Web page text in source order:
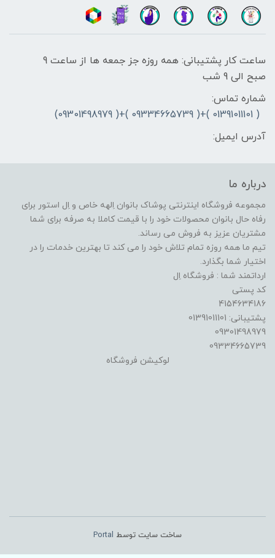
ساعت کار پشتیبانی: همه روزه جز جمعه ها از ساعت 9
صبح الی 9 شب
شماره تماس:
( 01391011101 )+( 09334665739 )+( 09301498979)
آدرس ایمیل:
درباره ما
مجموعه فروشگاه اینترنتی پوشاک بانوان اِلهه خاص و اِل استور برای
رفاه حال بانوان محصولات خود را با قیمت کاملا به صرفه برای شما
مشتریان عزیز به فروش می رساند.
تیم ما همه روزه تمام تلاش خود را می کند تا بهترین خدمات را در
اختیار شما بگذارد.
ارداتمند شما : فروشگاه اِل
کد پستی
4154634186
پشتیبانی: 01391011101
09301498979
09334665739
لوکیشن فروشگاه
ساخت سایت توسط Portal